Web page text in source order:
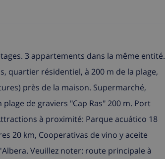
3 appartements dans la même entité.
quartier résidentiel, à 200 m de la plage,
près de la maison. Supermarché,
de graviers "Cap Ras" 200 m. Port
à proximité: Parque acuático 18
20 km, Cooperativas de vino y aceite
Veuillez noter: route principale à